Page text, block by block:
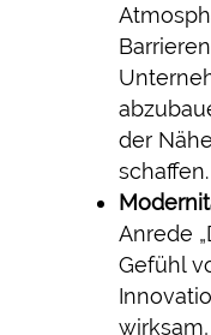
der
schaffen.
Anrede
Gefühl